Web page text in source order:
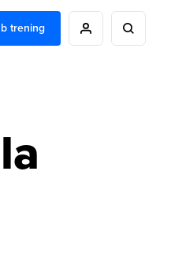
trening